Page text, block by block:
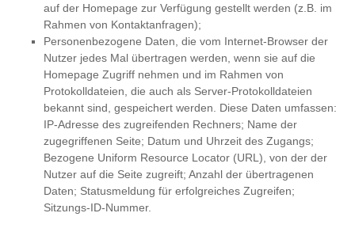
auf der Homepage zur Verfügung gestellt werden (z.B. im
Rahmen von Kontaktanfragen);
Personenbezogene Daten, die vom Internet-Browser der
Nutzer jedes Mal übertragen werden, wenn sie auf die
Homepage Zugriff nehmen und im Rahmen von
Protokolldateien, die auch als Server-Protokolldateien
bekannt sind, gespeichert werden. Diese Daten umfassen:
IP-Adresse des zugreifenden Rechners; Name der
zugegriffenen Seite; Datum und Uhrzeit des Zugangs;
Bezogene Uniform Resource Locator (URL), von der der
Nutzer auf die Seite zugreift; Anzahl der übertragenen
Daten; Statusmeldung für erfolgreiches Zugreifen;
Sitzungs-ID-Nummer.